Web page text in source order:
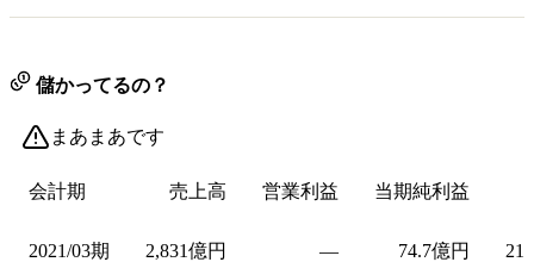
儲かってるの？
まあまあです
会計期 売上高 営業利益 当期純利益
2021/03期 2,831億円 — 74.7億円